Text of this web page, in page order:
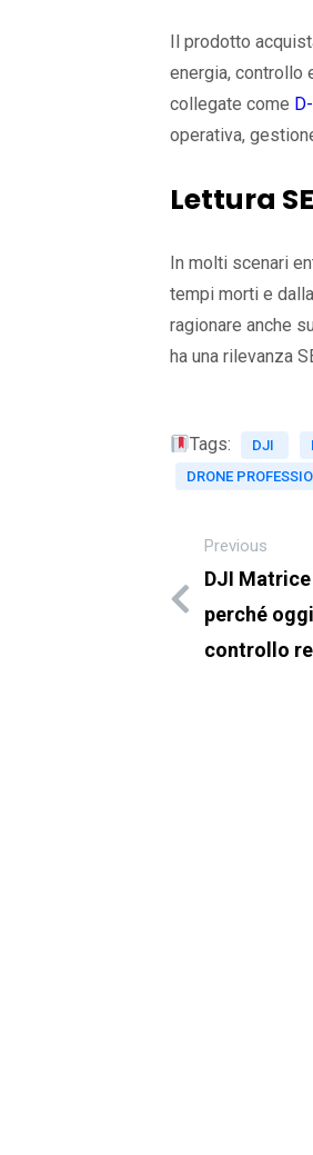
Il prodotto
energia, controllo
collegate come
operativa,
Lettura
In molti scenari
tempi morti e
ragionare anche
ha una rilevanza
Tags: DJI
DRONE
Previous
DJI
perché
controllo